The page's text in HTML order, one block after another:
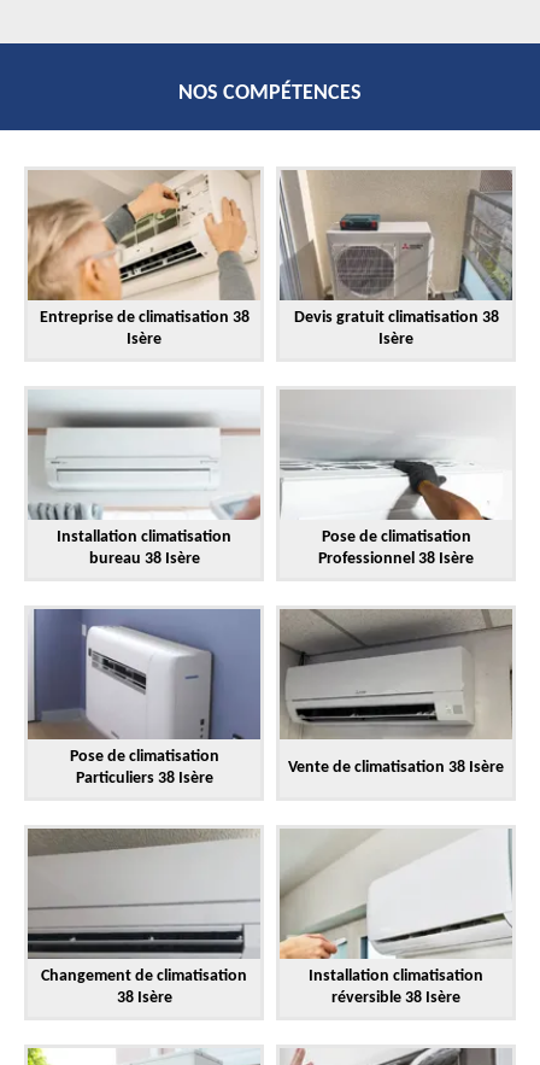
NOS COMPÉTENCES
Entreprise de climatisation 38
Isère
Devis gratuit climatisation 38
Isère
Installation climatisation
bureau 38 Isère
Pose de climatisation
Professionnel 38 Isère
Pose de climatisation
Particuliers 38 Isère
Vente de climatisation 38 Isère
Changement de climatisation
38 Isère
Installation climatisation
réversible 38 Isère